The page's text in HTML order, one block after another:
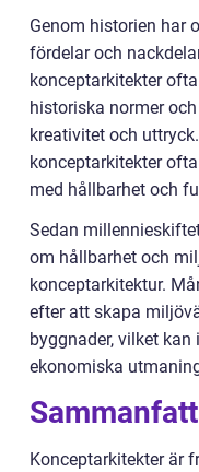
Genom historien har
fördelar och
konceptarkitekter
historiska normer
kreativitet och
konceptarkitekter
med hållbarhet och
Sedan
om hållbarhet och
konceptarkitektur.
efter att skapa
byggnader, vilket
ekonomiska
Konceptarkitekter är